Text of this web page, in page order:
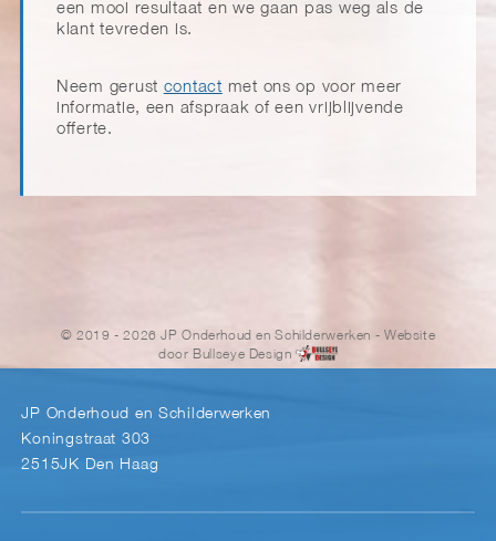
een mooi resultaat en we gaan pas weg als de
klant tevreden is.
Neem gerust contact met ons op voor meer
informatie, een afspraak of een vrijblijvende
offerte.
© 2019 - 2026 JP Onderhoud en Schilderwerken - Website
door Bullseye Design
JP Onderhoud en Schilderwerken
Koningstraat 303
2515JK Den Haag